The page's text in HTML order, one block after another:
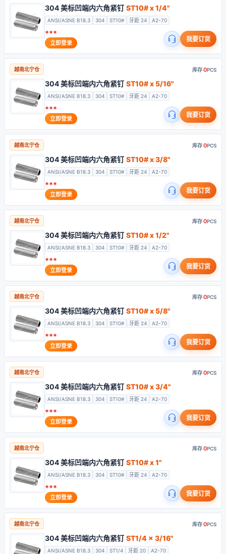
304 美标凹端内六角紧钉 ST10# x 1/4"
ANSI/ASNE B18.3 304 ST10# 牙距 24 A2-70
***
立即登录 我要订货
越南北宁仓 库存0PCS
304 美标凹端内六角紧钉 ST10# x 5/16"
ANSI/ASNE B18.3 304 ST10# 牙距 24 A2-70
***
立即登录 我要订货
越南北宁仓 库存0PCS
304 美标凹端内六角紧钉 ST10# x 3/8"
ANSI/ASNE B18.3 304 ST10# 牙距 24 A2-70
***
立即登录 我要订货
越南北宁仓 库存0PCS
304 美标凹端内六角紧钉 ST10# x 1/2"
ANSI/ASNE B18.3 304 ST10# 牙距 24 A2-70
***
立即登录 我要订货
越南北宁仓 库存0PCS
304 美标凹端内六角紧钉 ST10# x 5/8"
ANSI/ASNE B18.3 304 ST10# 牙距 24 A2-70
***
立即登录 我要订货
越南北宁仓 库存0PCS
304 美标凹端内六角紧钉 ST10# x 3/4"
ANSI/ASNE B18.3 304 ST10# 牙距 24 A2-70
***
立即登录 我要订货
越南北宁仓 库存0PCS
304 美标凹端内六角紧钉 ST10# x 1"
ANSI/ASNE B18.3 304 ST10# 牙距 24 A2-70
***
立即登录 我要订货
越南北宁仓 库存0PCS
304 美标凹端内六角紧钉 ST1/4 x 3/16"
ANSI/ASNE B18.3 304 ST1/4 牙距 20 A2-70